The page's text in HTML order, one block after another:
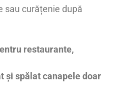
sau curățenie după
restaurante,
și spălat canapele doar